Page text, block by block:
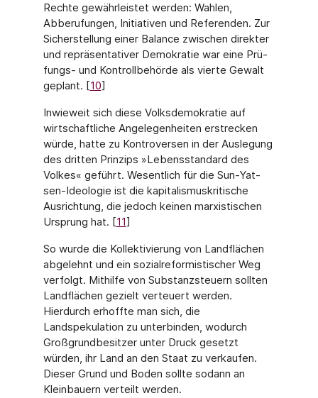
Rechte gewährleistet werden: Wahlen,
Abberufungen, Initiativen und Referenden. Zur
Sicher­stellung einer Balance zwischen direkter
und repräsentativer Demokratie war eine Prü­
fungs- und Kontrollbehörde als vierte Gewalt
geplant. [10]
Inwieweit sich diese Volksdemokratie auf
wirtschaftliche Angelegenheiten erstrecken
würde, hatte zu Kontroversen in der Auslegung
des dritten Prinzips »Lebensstandard des
Volkes« geführt. Wesentlich für die Sun-Yat-
sen-Ideologie ist die kapitalismuskriti­sche
Ausrichtung, die jedoch keinen marxistischen
Ursprung hat. [11]
So wurde die Kollektivierung von Landflächen
abgelehnt und ein sozialreformistischer Weg
verfolgt. Mithilfe von Substanzsteuern sollten
Landflächen gezielt verteuert wer­den.
Hierdurch erhoffte man sich, die
Landspekulation zu unterbinden, wodurch
Groß­grundbesitzer unter Druck gesetzt
würden, ihr Land an den Staat zu verkaufen.
Dieser Grund und Boden sollte sodann an
Kleinbauern verteilt werden.